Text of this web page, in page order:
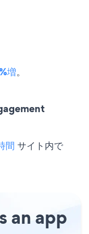
増。
間 サイト内で
an app